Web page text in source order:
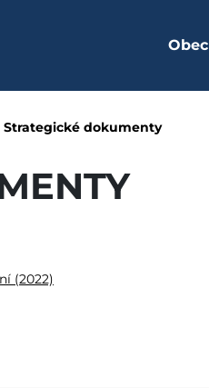
Obec
Strategické dokumenty
(2022)